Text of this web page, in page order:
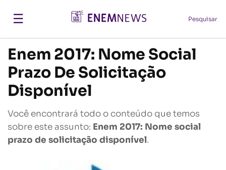
☰ Pesquisar
Enem 2017: Nome Social
Prazo De Solicitação
Disponível
Você encontrará todo o conteúdo que temos
sobre este assunto: Enem 2017: Nome social
prazo de solicitação disponível.